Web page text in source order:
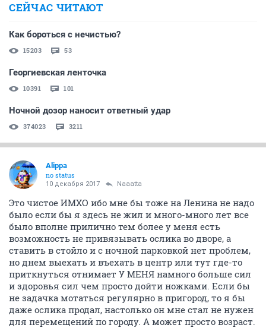
СЕЙЧАС ЧИТАЮТ
Как бороться с нечистью?
15203 53
Георгиевская ленточка
10391 101
Ночной дозор наносит ответный удар
374023 3211
Alippa
no status
10 декабря 2017 Naaatta
Это чистое ИМХО ибо мне бы тоже на Ленина не надо
было если бы я здесь не жил и много-много лет все
было вполне прилично тем более у меня есть
возможность не привязывать ослика во дворе, а
ставить в стойло и с ночной парковкой нет проблем,
но днем выехать и въехать в центр или тут где-то
приткнуться отнимает У МЕНЯ намного больше сил
и здоровья сил чем просто дойти ножками. Если бы
не задачка мотаться регулярно в пригород, то я бы
даже ослика продал, настолько он мне стал не нужен
для перемещений по городу. А может просто возраст.